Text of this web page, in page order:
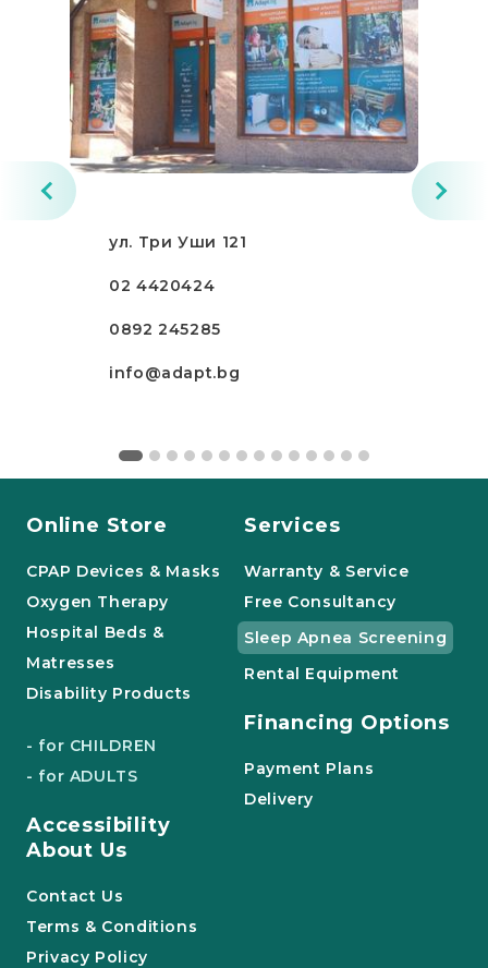
ул. Три Уши 121
02 4420424
0892 245285
info@adapt.bg
Online Store
CPAP Devices & Masks
Oxygen Therapy
Hospital Beds &
Matresses
Disability Products
- for CHILDREN
- for ADULTS
Accessibility
Services
Warranty & Service
Free Consultancy
Sleep Apnea Screening
Rental Equipment
Financing Options
Payment Plans
Delivery
About Us
Contact Us
Terms & Conditions
Privacy Policy